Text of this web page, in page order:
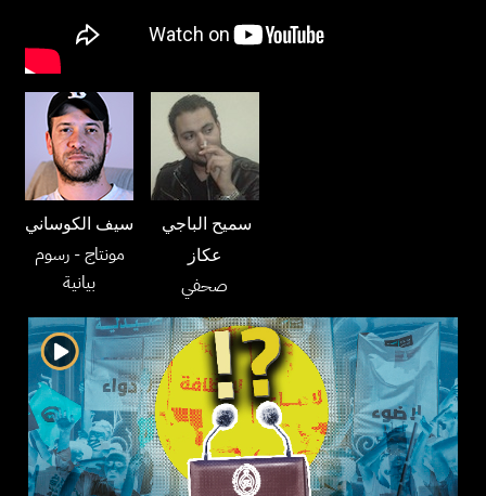
سيف الكوساني
مونتاج- رسوم
بيانية
عكاز
صحفي